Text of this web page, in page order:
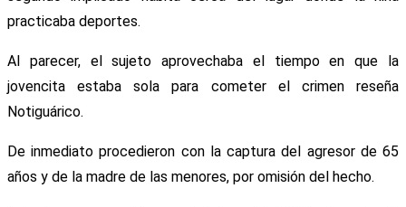
practicaba deportes.
Al parecer, el sujeto aprovechaba el tiempo en que la
jovencita estaba sola para cometer el crimen reseña
Notiguárico.
De inmediato procedieron con la captura del agresor de 65
años y de la madre de las menores, por omisión del hecho.